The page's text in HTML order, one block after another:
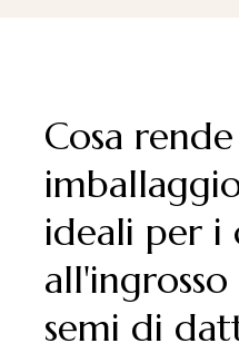
Cosa
ideali per i
semi di